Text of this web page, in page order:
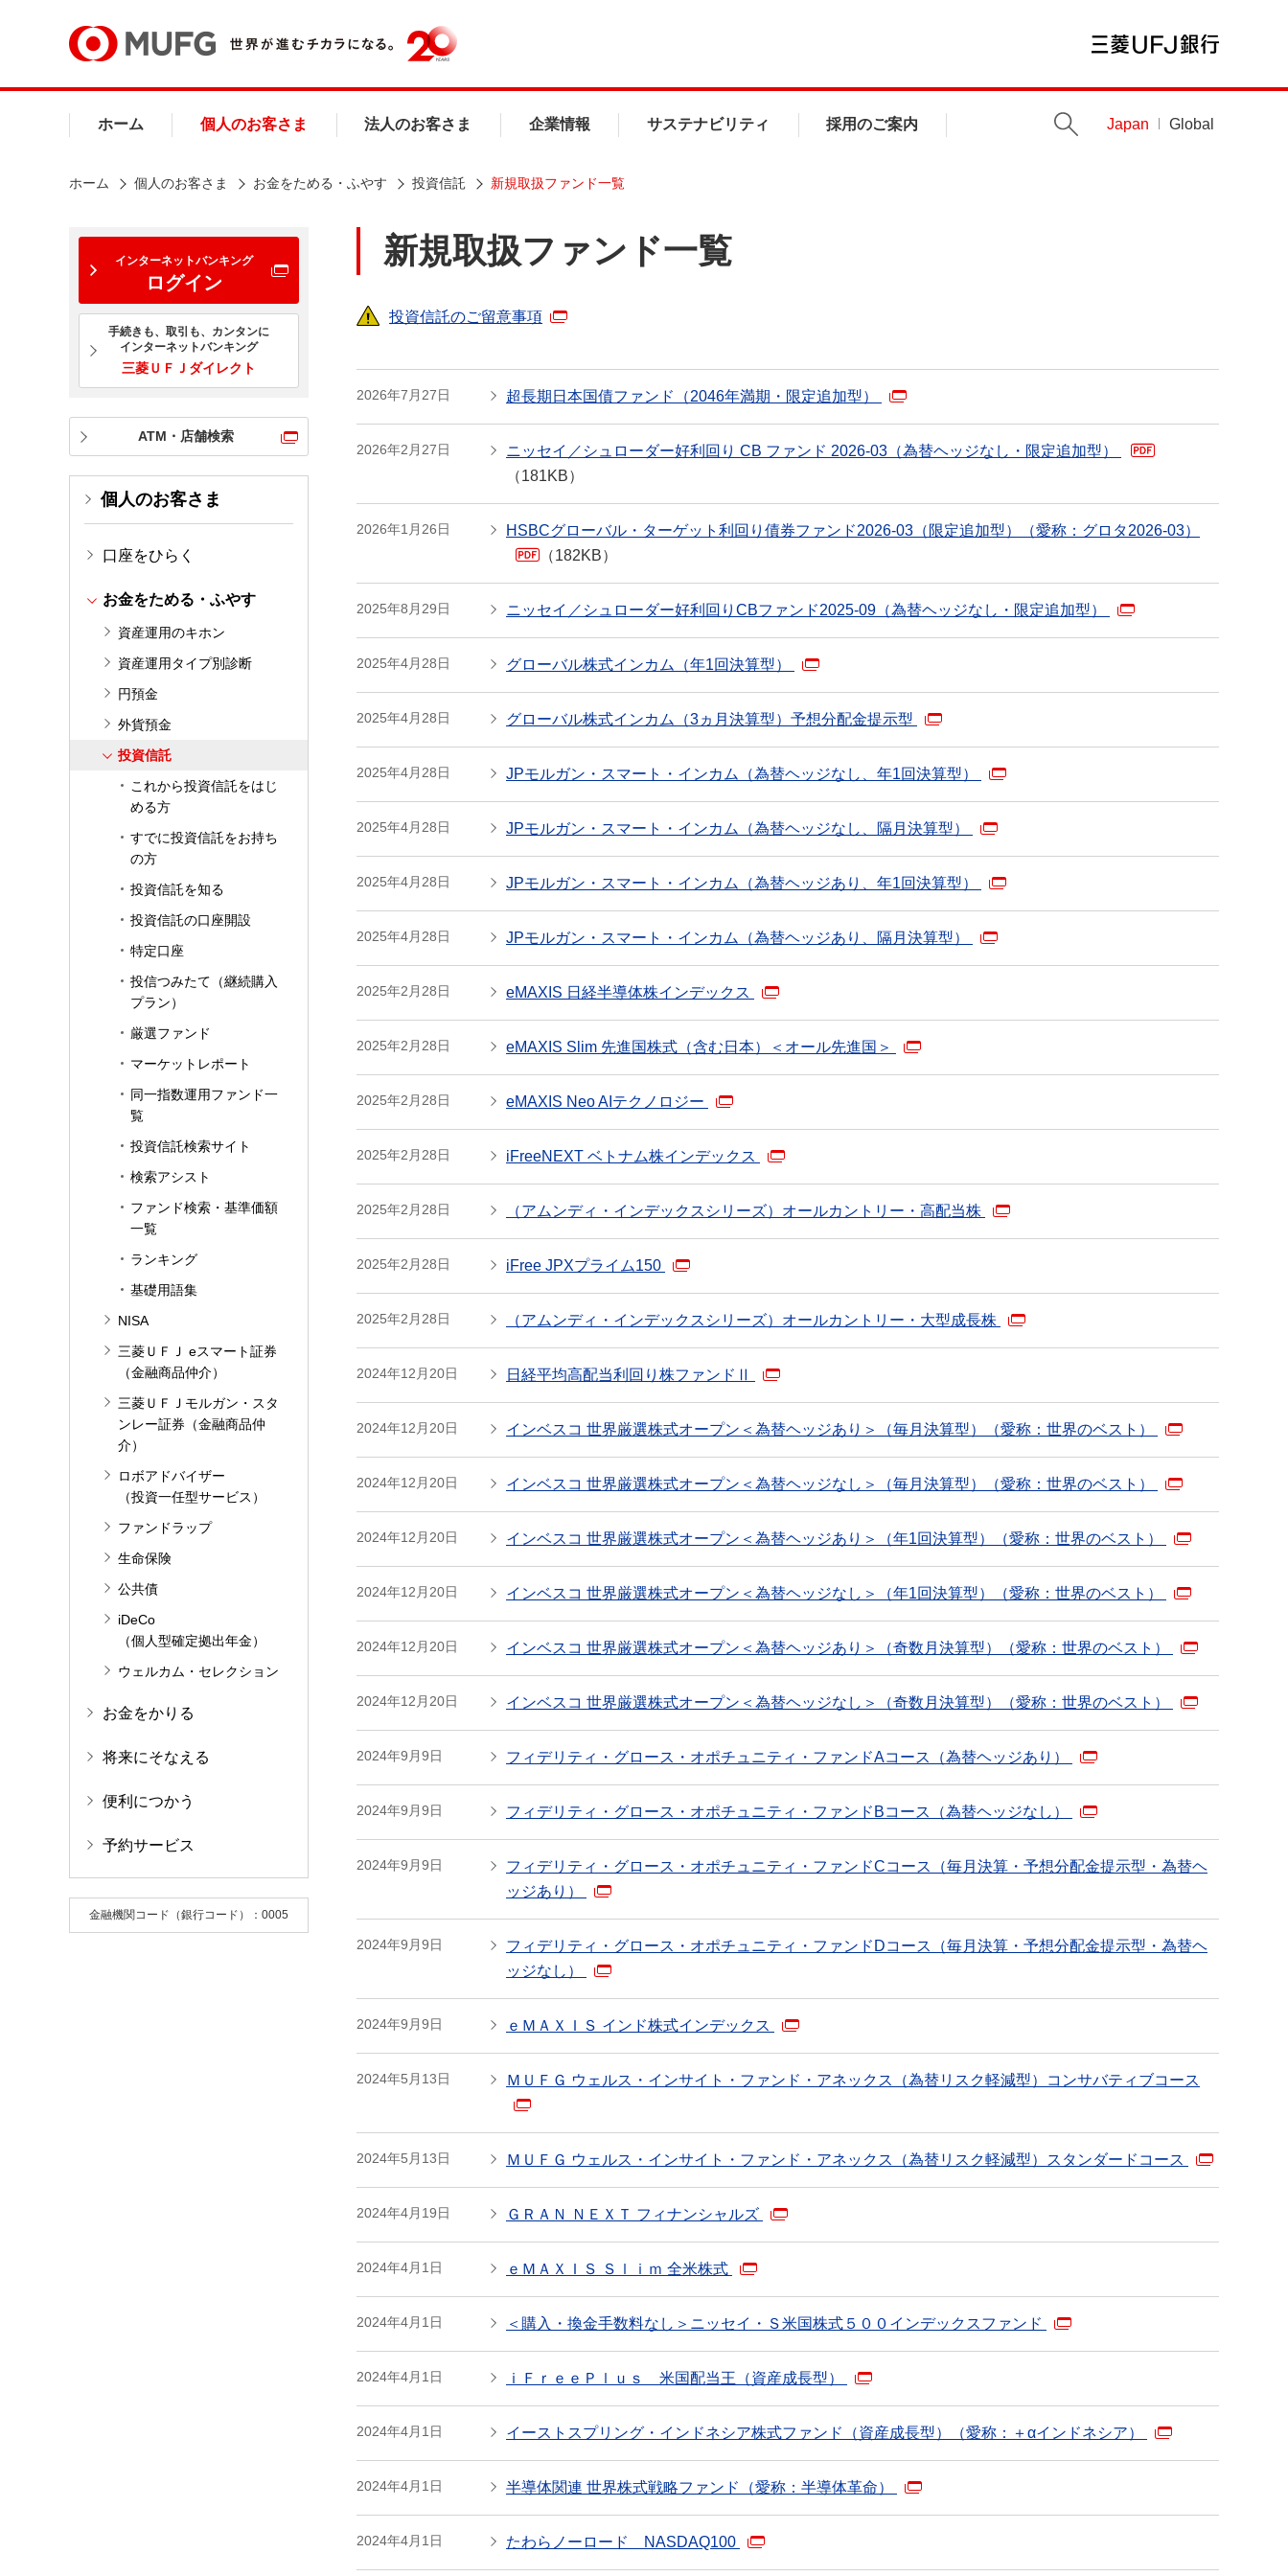
ホーム 個人のお客さま 法人のお客さま 企業情報 サステナビリティ 採用のご案内 Japan Global
ホーム 個人のお客さま お金をためる・ふやす 投資信託 新規取扱ファンド一覧
インターネットバンキング
ログイン
手続きも、取引も、カンタンに
インターネットバンキング
三菱ＵＦＪダイレクト
ATM・店舗検索
個人のお客さま
口座をひらく
お金をためる・ふやす
資産運用のキホン
資産運用タイプ別診断
円預金
外貨預金
投資信託
これから投資信託をはじ
める方
すでに投資信託をお持ち
の方
投資信託を知る
投資信託の口座開設
特定口座
投信つみたて（継続購入
プラン）
厳選ファンド
マーケットレポート
同一指数運用ファンド一
覧
投資信託検索サイト
検索アシスト
ファンド検索・基準価額
一覧
ランキング
基礎用語集
NISA
三菱ＵＦＪ eスマート証券
（金融商品仲介）
三菱ＵＦＪモルガン・スタ
ンレー証券（金融商品仲
介）
ロボアドバイザー
（投資一任型サービス）
ファンドラップ
生命保険
公共債
iDeCo
（個人型確定拠出年金）
ウェルカム・セレクション
お金をかりる
将来にそなえる
便利につかう
予約サービス
金融機関コード（銀行コード）：0005
新規取扱ファンド一覧
投資信託のご留意事項
2026年7月27日 超長期日本国債ファンド（2046年満期・限定追加型）
2026年2月27日
ニッセイ／シュローダー好利回り CB ファンド 2026-03（為替ヘッジなし・限定追加型）
（181KB）
2026年1月26日 HSBCグローバル・ターゲット利回り債券ファンド2026-03（限定追加型）（愛称：グロタ2026-03）
（182KB）
2025年8月29日 ニッセイ／シュローダー好利回りCBファンド2025-09（為替ヘッジなし・限定追加型）
2025年4月28日 グローバル株式インカム（年1回決算型）
2025年4月28日 グローバル株式インカム（3ヵ月決算型）予想分配金提示型
2025年4月28日 JPモルガン・スマート・インカム（為替ヘッジなし、年1回決算型）
2025年4月28日 JPモルガン・スマート・インカム（為替ヘッジなし、隔月決算型）
2025年4月28日 JPモルガン・スマート・インカム（為替ヘッジあり、年1回決算型）
2025年4月28日 JPモルガン・スマート・インカム（為替ヘッジあり、隔月決算型）
2025年2月28日 eMAXIS 日経半導体株インデックス
2025年2月28日 eMAXIS Slim 先進国株式（含む日本）＜オール先進国＞
2025年2月28日 eMAXIS Neo AIテクノロジー
2025年2月28日 iFreeNEXT ベトナム株インデックス
2025年2月28日 （アムンディ・インデックスシリーズ）オールカントリー・高配当株
2025年2月28日 iFree JPXプライム150
2025年2月28日 （アムンディ・インデックスシリーズ）オールカントリー・大型成長株
2024年12月20日 日経平均高配当利回り株ファンドⅡ
2024年12月20日 インベスコ 世界厳選株式オープン＜為替ヘッジあり＞（毎月決算型）（愛称：世界のベスト）
2024年12月20日 インベスコ 世界厳選株式オープン＜為替ヘッジなし＞（毎月決算型）（愛称：世界のベスト）
2024年12月20日 インベスコ 世界厳選株式オープン＜為替ヘッジあり＞（年1回決算型）（愛称：世界のベスト）
2024年12月20日 インベスコ 世界厳選株式オープン＜為替ヘッジなし＞（年1回決算型）（愛称：世界のベスト）
2024年12月20日 インベスコ 世界厳選株式オープン＜為替ヘッジあり＞（奇数月決算型）（愛称：世界のベスト）
2024年12月20日 インベスコ 世界厳選株式オープン＜為替ヘッジなし＞（奇数月決算型）（愛称：世界のベスト）
2024年9月9日 フィデリティ・グロース・オポチュニティ・ファンドAコース（為替ヘッジあり）
2024年9月9日 フィデリティ・グロース・オポチュニティ・ファンドBコース（為替ヘッジなし）
2024年9月9日
フィデリティ・グロース・オポチュニティ・ファンドCコース（毎月決算・予想分配金提示型・為替ヘ
ッジあり）
2024年9月9日
フィデリティ・グロース・オポチュニティ・ファンドDコース（毎月決算・予想分配金提示型・為替ヘ
ッジなし）
2024年9月9日 ｅＭＡＸＩＳ インド株式インデックス
2024年5月13日 ＭＵＦＧ ウェルス・インサイト・ファンド・アネックス（為替リスク軽減型）コンサバティブコース
2024年5月13日 ＭＵＦＧ ウェルス・インサイト・ファンド・アネックス（為替リスク軽減型）スタンダードコース
2024年4月19日 ＧＲＡＮ ＮＥＸＴ フィナンシャルズ
2024年4月1日 ｅＭＡＸＩＳ Ｓｌｉｍ 全米株式
2024年4月1日 ＜購入・換金手数料なし＞ニッセイ・Ｓ米国株式５００インデックスファンド
2024年4月1日 ｉＦｒｅｅＰｌｕｓ 米国配当王（資産成長型）
2024年4月1日 イーストスプリング・インドネシア株式ファンド（資産成長型）（愛称：＋αインドネシア）
2024年4月1日 半導体関連 世界株式戦略ファンド（愛称：半導体革命）
2024年4月1日 たわらノーロード NASDAQ100